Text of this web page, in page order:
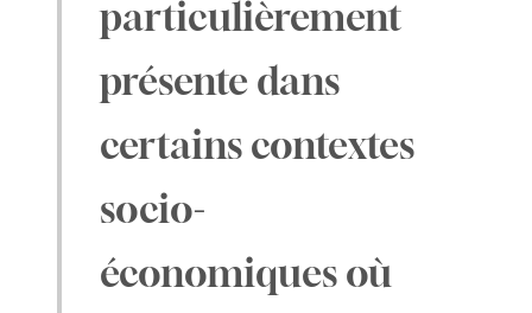
particulièrement
présente dans
certains contextes
socio-
économiques où